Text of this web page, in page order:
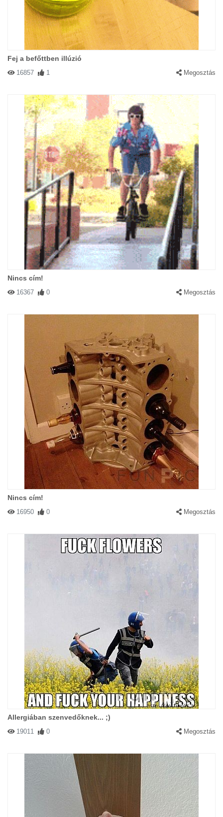
Fej a befőttben illúzió
16857 1 Megosztás
Nincs cím!
16367 0 Megosztás
Nincs cím!
16950 0 Megosztás
Allergiában szenvedőknek... ;)
19011 0 Megosztás